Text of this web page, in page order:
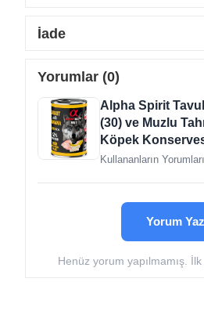
İade
Yorumlar (0)
Alpha Spirit
(30) ve Muzlu
Köpek
Kullananların
Yorum Yaz
Henüz yorum yapılmamış.